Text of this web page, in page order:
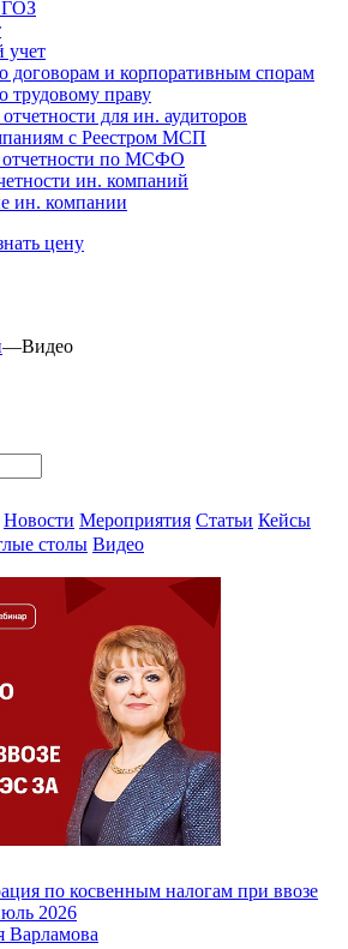
ГОЗ
учет
договорам и корпоративным спорам
трудовому праву
для ин. аудиторов
с Реестром МСП
отчетности по МСФО
ин. компаний
ин. компании
цену
—Видео
Новости Мероприятия Статьи Кейсы
столы Видео
по косвенным налогам при ввозе
2026
Варламова